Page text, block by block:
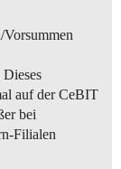
Dieses
auf der CeBIT
bei
Filialen